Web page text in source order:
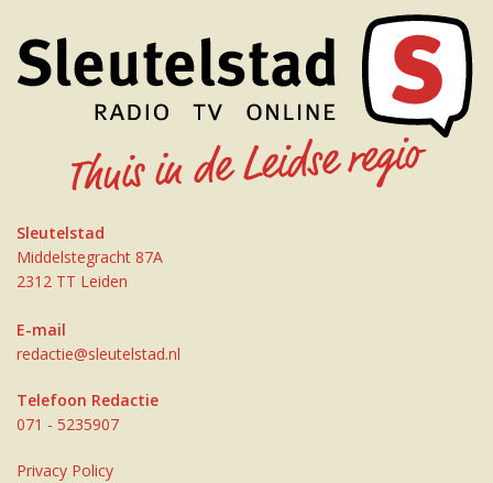
Sleutelstad
Middelstegracht 87A
2312 TT Leiden
E-mail
redactie@sleutelstad.nl
Telefoon Redactie
071 - 5235907
Privacy Policy